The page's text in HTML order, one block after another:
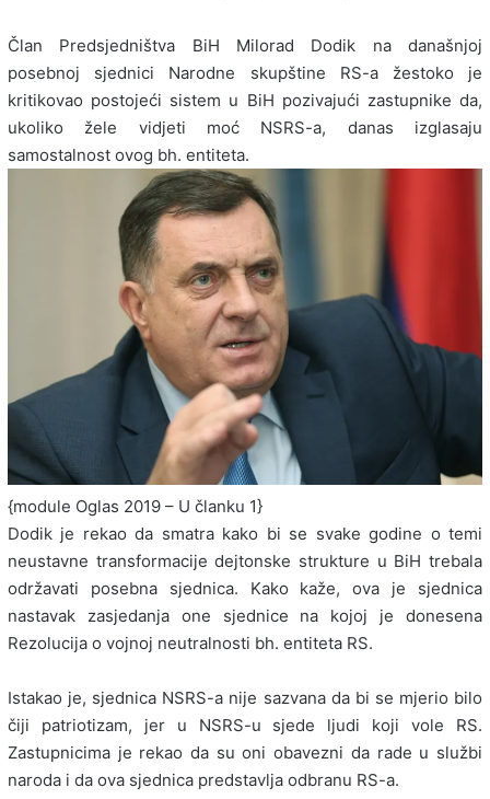
Član Predsjedništva BiH Milorad Dodik na današnjoj
posebnoj sjednici Narodne skupštine RS-a žestoko je
kritikovao postojeći sistem u BiH pozivajući zastupnike da,
ukoliko žele vidjeti moć NSRS-a, danas izglasaju
samostalnost ovog bh. entiteta.
{module Oglas 2019 – U članku 1}
Dodik je rekao da smatra kako bi se svake godine o temi
neustavne transformacije dejtonske strukture u BiH trebala
održavati posebna sjednica. Kako kaže, ova je sjednica
nastavak zasjedanja one sjednice na kojoj je donesena
Rezolucija o vojnoj neutralnosti bh. entiteta RS.
Istakao je, sjednica NSRS-a nije sazvana da bi se mjerio bilo
čiji patriotizam, jer u NSRS-u sjede ljudi koji vole RS.
Zastupnicima je rekao da su oni obavezni da rade u službi
naroda i da ova sjednica predstavlja odbranu RS-a.